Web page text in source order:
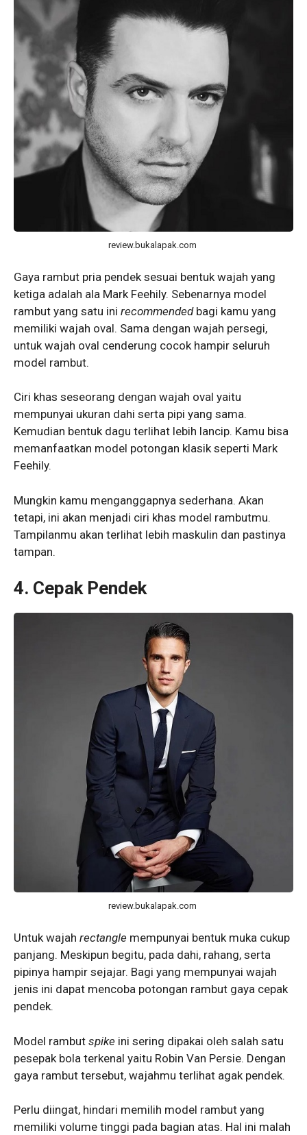
review.bukalapak.com
Gaya rambut pria pendek sesuai bentuk wajah yang
ketiga adalah ala Mark Feehily. Sebenarnya model
rambut yang satu ini recommendedbagi kamu yang
memiliki wajah oval. Sama dengan wajah persegi,
untuk wajah oval cenderung cocok hampir seluruh
model rambut.
Ciri khas seseorang dengan wajah oval yaitu
mempunyai ukuran dahi serta pipi yang sama.
Kemudian bentuk dagu terlihat lebih lancip. Kamu bisa
memanfaatkan model potongan klasik seperti Mark
Feehily.
Mungkin kamu menganggapnya sederhana. Akan
tetapi, ini akan menjadi ciri khas model rambutmu.
Tampilanmu akan terlihat lebih maskulin dan pastinya
tampan.
4. Cepak Pendek
review.bukalapak.com
Untuk wajah rectangle mempunyai bentuk muka cukup
panjang. Meskipun begitu, pada dahi, rahang, serta
pipinya hampir sejajar. Bagi yang mempunyai wajah
jenis ini dapat mencoba potongan rambut gaya cepak
pendek.
Model rambut spike ini sering dipakai oleh salah satu
pesepak bola terkenal yaitu Robin Van Persie. Dengan
gaya rambut tersebut, wajahmu terlihat agak pendek.
Perlu diingat, hindari memilih model rambut yang
memiliki volume tinggi pada bagian atas. Hal ini malah